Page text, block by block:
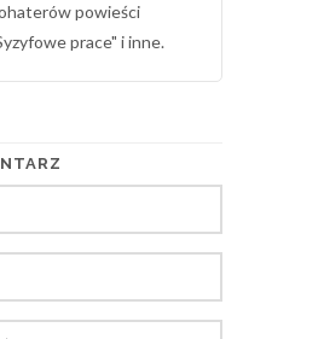
powieści
prace" i inne.